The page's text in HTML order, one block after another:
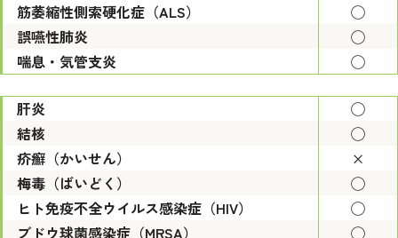
筋萎縮性側索硬化症（ALS）
◯
誤嚥性肺炎
◯
喘息・気管支炎
◯
肝炎
◯
結核
◯
疥癬（かいせん）
×
梅毒（ばいどく）
◯
ヒト免疫不全ウイルス感染症（HIV）
◯
ブドウ球菌感染症（MRSA）
◯